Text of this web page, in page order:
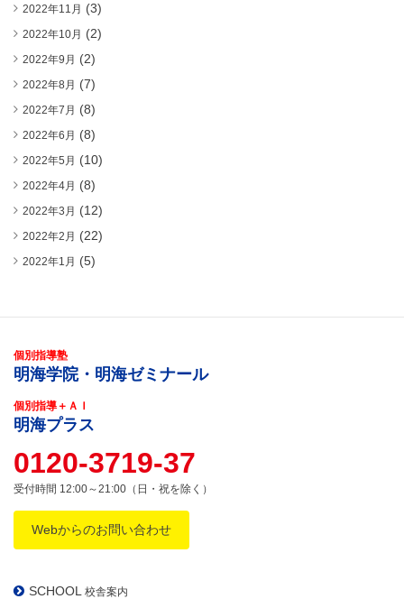
2022年11月 (3)
2022年10月 (2)
2022年9月 (2)
2022年8月 (7)
2022年7月 (8)
2022年6月 (8)
2022年5月 (10)
2022年4月 (8)
2022年3月 (12)
2022年2月 (22)
2022年1月 (5)
個別指導塾
明海学院・明海ゼミナール
個別指導＋ＡＩ
明海プラス
0120-3719-37
受付時間 12:00～21:00（日・祝を除く）
Webからのお問い合わせ
SCHOOL 校舎案内